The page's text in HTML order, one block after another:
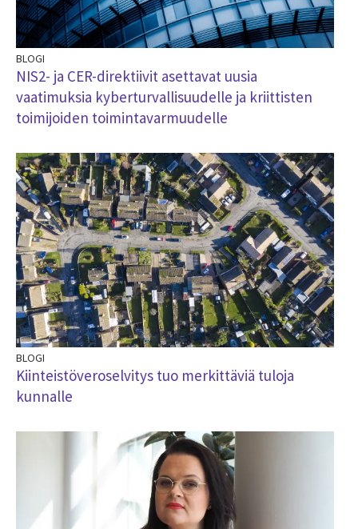
BLOGI
NIS2- ja CER-direktiivit asettavat uusia
vaatimuksia kyberturvallisuudelle ja kriittisten
toimijoiden toimintavarmuudelle
BLOGI
Kiinteistöveroselvitys tuo merkittäviä tuloja
kunnalle